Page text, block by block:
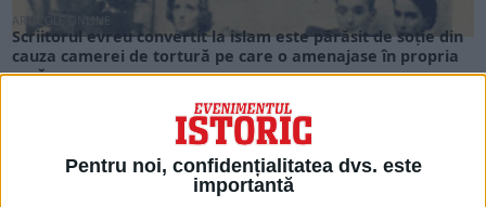
Pentru noi, confidențialitatea dvs. este
importantă
ARTICOLE ONLINE
Scriitorul evreu convertit la islam este părăsit de soție din
cauza camerei de tortură pe care o amenajase în propria
casă
Soția scriitorului Essad Bey, Erika, fugea, pe la jumătatea
deceniului al patrulea al secolului trecut, cu...